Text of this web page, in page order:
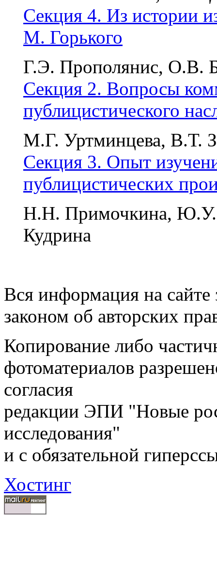
Секция 4. Из истории
М. Горького
Г.Э. Прополянис, О.В.
Секция 2. Вопросы
публицистического
М.Г. Уртминцева, В.Т.
Секция 3. Опыт
публицистических
Н.Н. Примочкина,
Кудрина
Вся информация на
законом об авторских
Копирование либо
фотоматериалов
согласия
редакции ЭПИ "Новые
исследования"
и с обязательной
Хостинг